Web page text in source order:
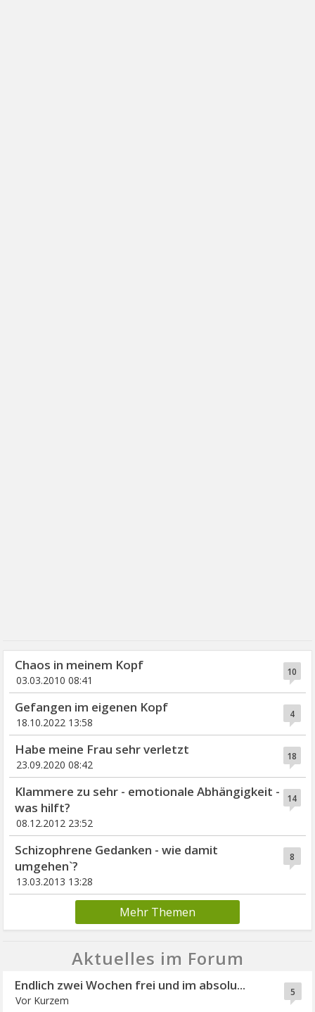
10
Chaos in meinem Kopf
03.03.2010 08:41
4
Gefangen im eigenen Kopf
18.10.2022 13:58
18
Habe meine Frau sehr verletzt
23.09.2020 08:42
14
Klammere zu sehr - emotionale Abhängigkeit -
was hilft?
08.12.2012 23:52
8
Schizophrene Gedanken - wie damit
umgehen`?
13.03.2013 13:28
Mehr Themen
Aktuelles im Forum
5
Endlich zwei Wochen frei und im absolu...
Vor Kurzem